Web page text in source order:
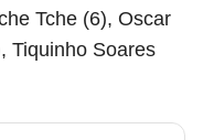
Tche (6), Oscar
Tiquinho Soares